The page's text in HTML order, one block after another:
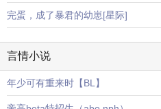
完蛋，成了暴君的幼崽[星际]
言情小说
年少可有重来时【BL】